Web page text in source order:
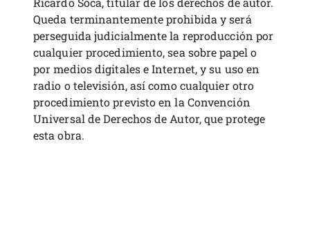
Queda terminantemente prohibida y será
perseguida judicialmente la reproducción por
cualquier procedimiento, sea sobre papel o
por medios digitales e Internet, y su uso en
radio o televisión, así como cualquier otro
procedimiento previsto en la Convención
Universal de Derechos de Autor, que protege
esta obra.